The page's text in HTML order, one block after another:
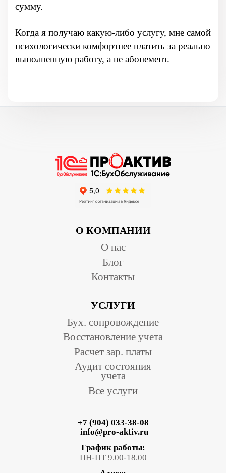
сумму.
Когда я получаю какую-либо услугу, мне самой
психологически комфортнее платить за реально
выполненную работу, а не абонемент.
О КОМПАНИИ
О нас
Блог
Контакты
УСЛУГИ
Бух. сопровождение
Восстановление учета
Расчет зар. платы
Аудит состояния
учета
Все услуги
+7 (904) 033-38-08
info@pro-aktiv.ru
График работы:
ПН-ПТ 9.00-18.00